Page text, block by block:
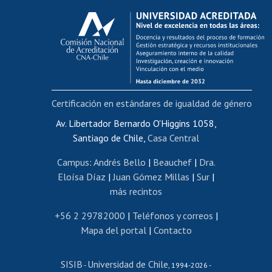
Calificación académica
Postulación al AUCAI
Funcionarias/os
Cursos internos de capacitación
Bienestar del personal
Portal de movilidad interna
Certificado de renta
Certificado de renta honorarios
Editar páginas blancas
Extranjeras/os
Revalidación y reconocimiento de títulos
Postulación al Programa de Movilidad Estudiantil
Cursos de español
Av. Libertador Bernardo O'Higgins 1058,
Santiago de Chile, Casa Central
Campus: Andrés Bello | Beauchef| Dra.
Eloísa Díaz |Juan Gómez Millas | Sur |
más recintos
+56 2 29782000 | Teléfonos y correos |
Mapa del portal| Contacto
SISIB - Universidad de Chile, 1994-2026 -
Certificación en estándares de igualdad de género